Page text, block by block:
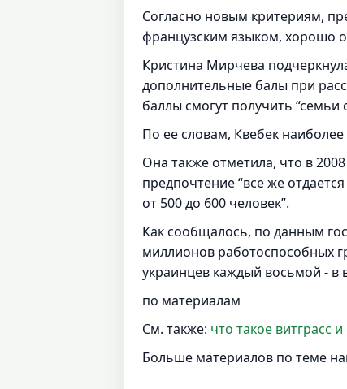
Согласно новым критериям,
французским языком, хорошо
Кристина Мирчева
дополнительные балы при
баллы смогут получить “семьи
По ее словам, Квебек
Она также отметила, что в
предпочтение “все же
от 500 до 600 человек”.
Как сообщалось, по данным
миллионов работоспособных
украинцев каждый восьмой - в
по материалам
См. также: что такое витграсс
Больше материалов по теме